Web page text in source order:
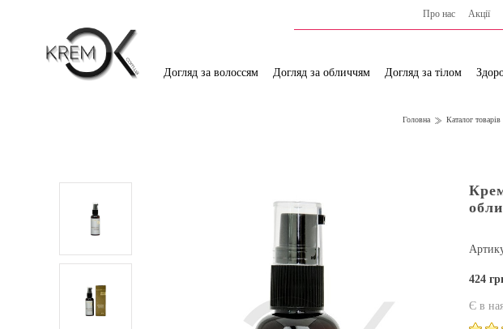
Про нас Акції
Догляд за волоссям Догляд за обличчям Догляд за тілом
Головна Каталог товарів
424
Є в